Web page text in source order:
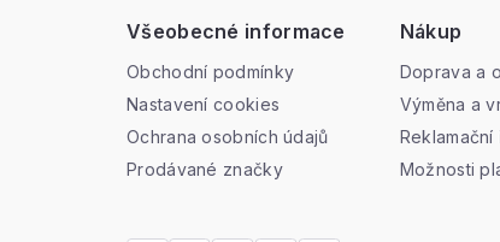
Všeobecné informace
Obchodní podmínky
Nastavení cookies
Ochrana osobních údajů
Prodávané značky
Nákup
Doprava a
Výměna a
Reklamační
Možnosti